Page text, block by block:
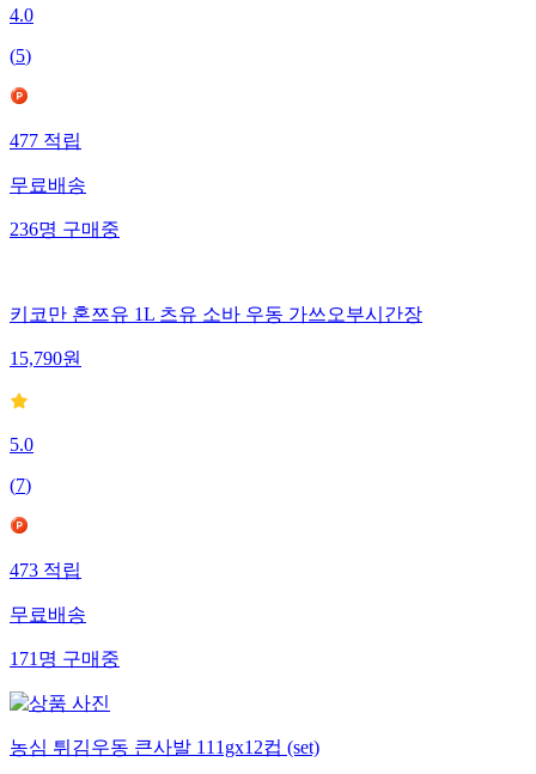
4.0
(5)
477적립
무료배송
236명구매중
키코만 혼쯔유 1L 츠유 소바 우동 가쓰오부시간장
15,790원
5.0
(7)
473적립
무료배송
171명구매중
농심 튀김우동 큰사발 111gx12컵 (set)